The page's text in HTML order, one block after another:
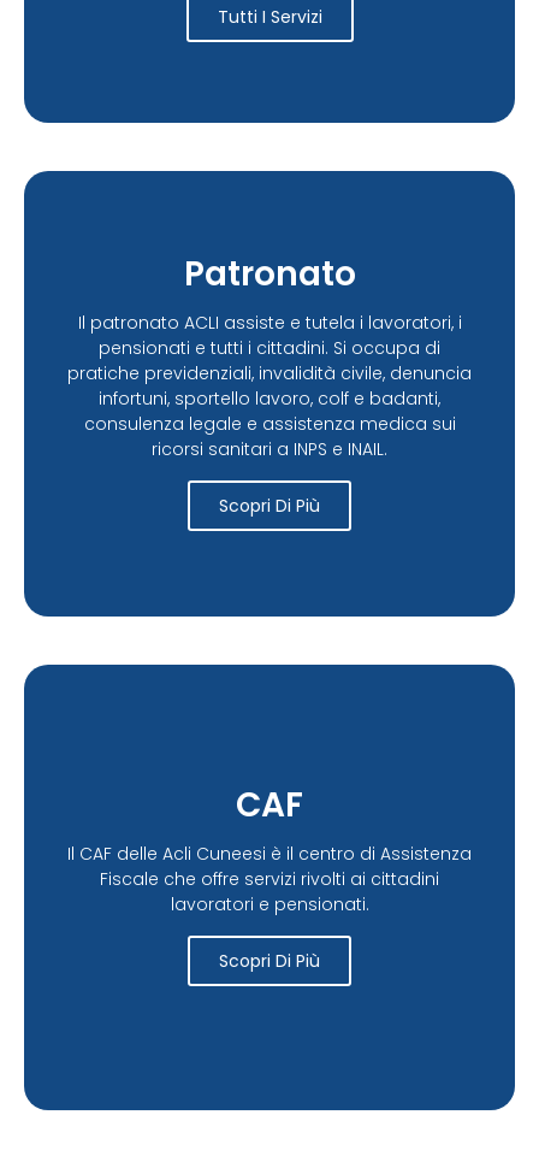
Tutti I Servizi
Patronato
Il patronato ACLI assiste e tutela i lavoratori, i
pensionati e tutti i cittadini. Si occupa di
pratiche previdenziali, invalidità civile, denuncia
infortuni, sportello lavoro, colf e badanti,
consulenza legale e assistenza medica sui
ricorsi sanitari a INPS e INAIL.
Scopri Di Più
CAF
Il CAF delle Acli Cuneesi è il centro di Assistenza
Fiscale che offre servizi rivolti ai cittadini
lavoratori e pensionati.
Scopri Di Più